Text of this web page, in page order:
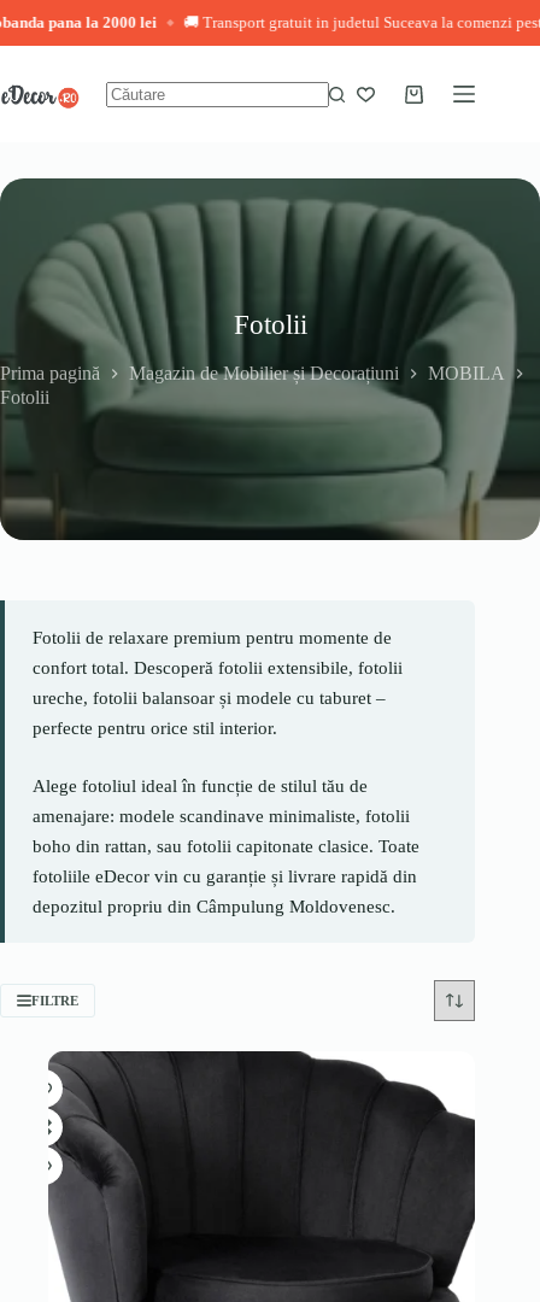
la 2000 lei ◆ 🚚 Transport gratuit in judetul Suceava la comenzi peste
conținut
Coș
Fotolii
Prima pagină Magazin de Mobilier și Decorațiuni
MOBILA
Fotolii
Fotolii de relaxare premium pentru momente de
confort total. Descoperă fotolii extensibile, fotolii
ureche, fotolii balansoar și modele cu taburet –
perfecte pentru orice stil interior.
Alege fotoliul ideal în funcție de stilul tău de
amenajare: modele scandinave minimaliste, fotolii
boho din rattan, sau fotolii capitonate clasice. Toate
fotoliile eDecor vin cu garanție și livrare rapidă din
depozitul propriu din Câmpulung Moldovenesc.
FILTRE